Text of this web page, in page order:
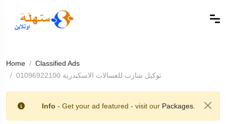
Home
Classified Ads
توكيل شارب للغسالات الاسكندرية 01096922100
Info - Get your ad featured - visit our Packages.